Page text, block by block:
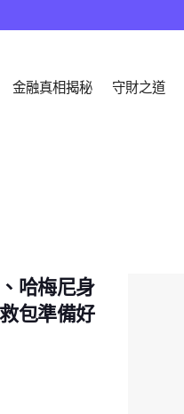
金融真相揭秘 守財之道
哈梅尼身
包準備好